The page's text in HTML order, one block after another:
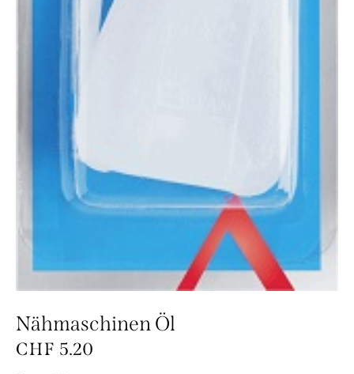
Nähmaschinen Öl
CHF 5.20